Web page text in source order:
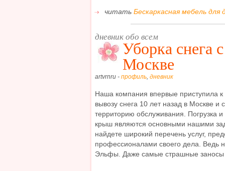
читать Бескаркасная мебель для
дневник обо всем
Уборка снега
Москве
artvrnru - профиль, дневник
Наша компания впервые приступила к
вывозу снега 10 лет назад в Москве
территорию обслуживания. Погрузка и
крыш являются основными нашими
найдете широкий перечень услуг,
профессионалами своего дела. Ведь
Эльфы. Даже самые страшные